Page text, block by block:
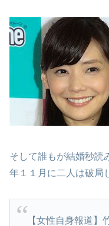
そして誰もが結婚秒読
年１１月に二人は破局
【女性自身報道】